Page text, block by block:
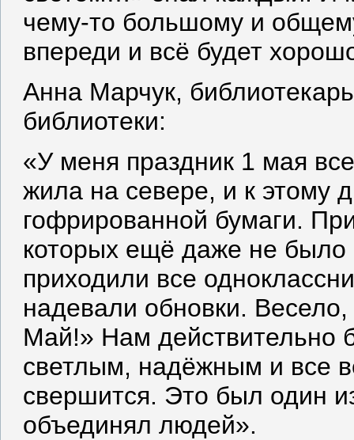
чему-то большому и
впереди и всё будет
Анна Марчук,
библиотеки:
«У меня праздник 1 мая
жила на севере, и к этому
гофрированной бумаги.
которых ещё даже не
приходили все
надевали обновки.
Май!» Нам действительно
светлым, надёжным и все
свершится. Это был один
объединял людей».